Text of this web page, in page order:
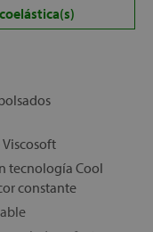
tecnología Cool
constante